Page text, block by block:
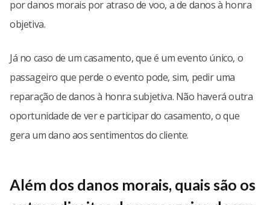
por danos morais por atraso de voo, a de danos à honra
objetiva.
Já no caso de um casamento, que é um evento único, o
passageiro que perde o evento pode, sim, pedir uma
reparação de danos à honra subjetiva. Não haverá outra
oportunidade de ver e participar do casamento, o que
gera um dano aos sentimentos do cliente.
Além dos danos morais, quais são os